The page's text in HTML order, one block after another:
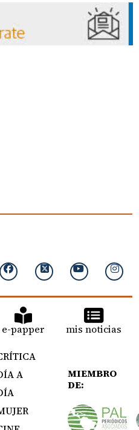
e-papper mis noticias
A
MIEMBRO
DE: